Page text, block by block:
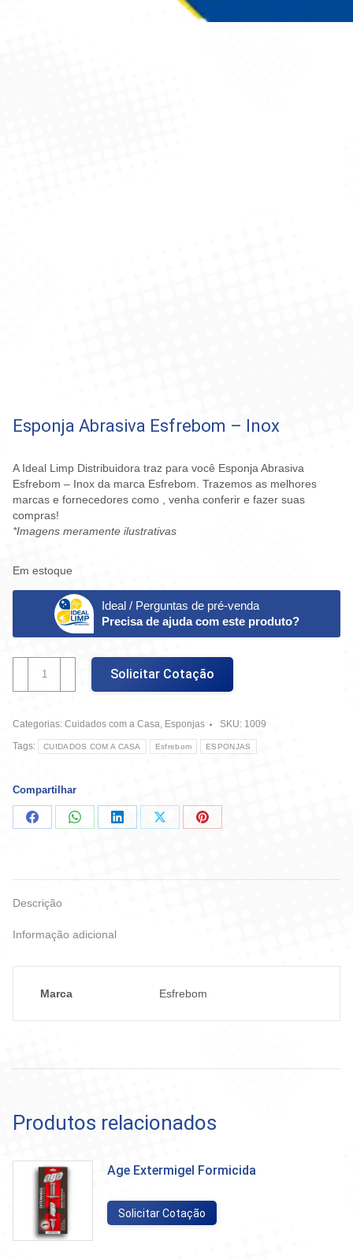
Esponja Abrasiva Esfrebom – Inox
A Ideal Limp Distribuidora traz para você Esponja Abrasiva
Esfrebom – Inox da marca Esfrebom. Trazemos as melhores
marcas e fornecedores como , venha conferir e fazer suas
compras!
*Imagens meramente ilustrativas
Em estoque
Ideal / Perguntas de pré-venda
Precisa de ajuda com este produto?
Abrasiva
Esfrebom
Inox
quantidade
Solicitar Cotação
Categorias: Cuidados com a Casa, Esponjas SKU: 1009
Tags:
CUIDADOS COM A CASA Esfrebom ESPONJAS
Compartilhar
CompartilharCompartilharCompartilharCompartilharCompartilhar
Descrição
Informação adicional
Marca Esfrebom
Produtos relacionados
Age Extermigel Formicida
Solicitar Cotação